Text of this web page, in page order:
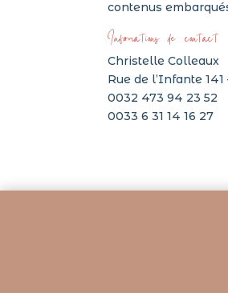
contenus
Informations de contact
Christelle Colleaux
Rue de l’Infante
0032 473 94 23 52
0033 6 31 14 16 27